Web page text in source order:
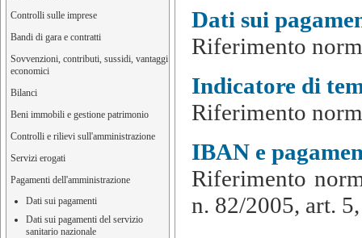
Controlli sulle imprese
Bandi di gara e contratti
Sovvenzioni, contributi, sussidi, vantaggi
economici
Bilanci
Beni immobili e gestione patrimonio
Controlli e rilievi sull'amministrazione
Servizi erogati
Pagamenti dell'amministrazione
Dati sui pagamenti
Dati sui pagamenti del servizio
sanitario nazionale
Dati sui
Riferimento
Indicatore di
Riferimento
IBAN e
Riferimento
n. 82/2005, art.